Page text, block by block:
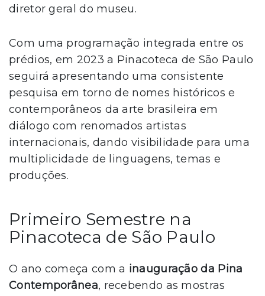
diretor geral do museu.
Com uma programação integrada entre os
prédios, em 2023 a Pinacoteca de São Paulo
seguirá apresentando uma consistente
pesquisa em torno de nomes históricos e
contemporâneos da arte brasileira em
diálogo com renomados artistas
internacionais, dando visibilidade para uma
multiplicidade de linguagens, temas e
produções.
Primeiro Semestre na
Pinacoteca de São Paulo
O ano começa com a inauguração da Pina
Contemporânea, recebendo as mostras